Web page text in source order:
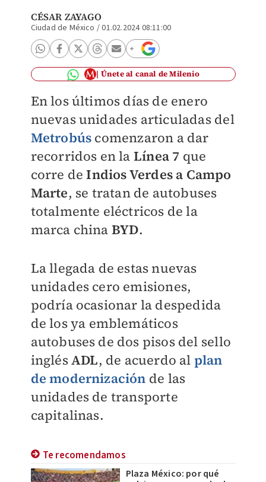
CÉSAR ZAYAGO
Ciudad de México /01.02.2024 08:11:00
Únete al canal de Milenio
En los últimos días de enero
nuevas unidades articuladas del
Metrobús comenzaron a dar
recorridos en la Línea 7 que
corre deIndios Verdes a Campo
Marte, se tratan de autobuses
totalmente eléctricos de la
marca china BYD.
La llegada de estas nuevas
unidades cero emisiones,
podría ocasionar la despedida
de los ya emblemáticos
autobuses de dos pisos del sello
inglésADL, de acuerdo al plan
de modernización de las
unidades de transporte
capitalinas.
Te recomendamos
Plaza México: por qué